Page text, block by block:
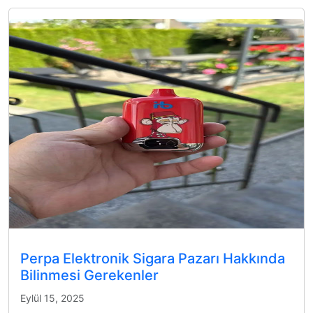
Perpa Elektronik Sigara Pazarı Hakkında
Bilinmesi Gerekenler
Eylül 15, 2025